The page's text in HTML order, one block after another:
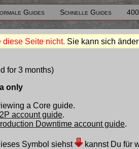
Guides Schnelle Guides
diese Seite nicht. Sie kann sich
for 3 months)
only
a Core guide.
account guide.
Downtime account guide.
Symbol siehst kannst Du für